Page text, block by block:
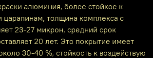
алюминия, более стойкое к
царапинам, толщина комплекса с
23-27 микрон, средний срок
20 лет. Это покрытие имеет
30-40 %, стойкость к воздействую